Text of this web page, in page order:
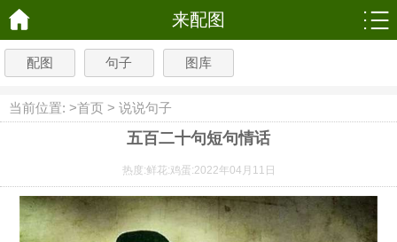
来配图
配图 句子 图库
当前位置: >首页 > 说说句子
五百二十句短句情话
热度:鲜花:鸡蛋:2022年04月11日